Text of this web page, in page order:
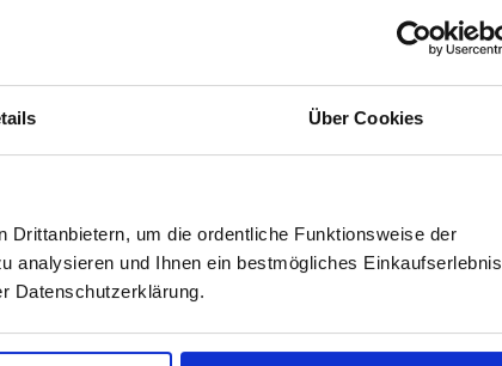
Über Cookies
Drittanbietern, um die ordentliche Funktionsweise der
analysieren und Ihnen ein bestmögliches Einkaufserlebnis
Datenschutzerklärung.